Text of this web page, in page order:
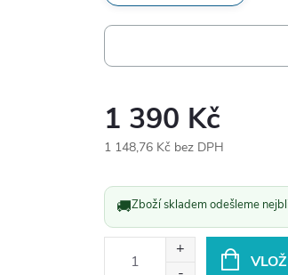
1 390 Kč
1 148,76 Kč bez DPH
cena:
🚚Zboží skladem odešleme